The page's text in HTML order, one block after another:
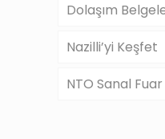
Dolaşım
Nazilli’yi Keşfet
NTO Sanal Fuar